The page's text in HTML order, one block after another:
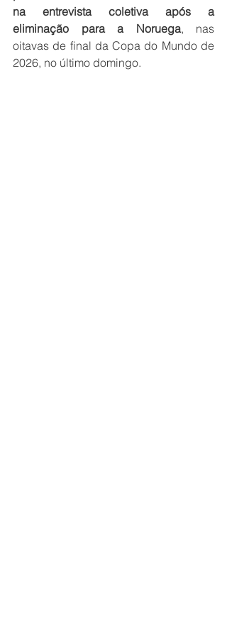
na entrevista coletiva após a
eliminação para a Noruega, nas
oitavas de final da Copa do Mundo de
2026, no último domingo.